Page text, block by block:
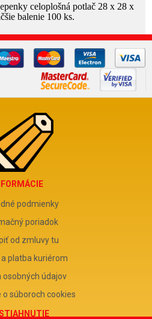
celoplošná potlač 28 x 28 x
balenie 100 ks.
podmienky
poriadok
od zmluvy tu
platba kuriérom
osobných údajov
súboroch cookies